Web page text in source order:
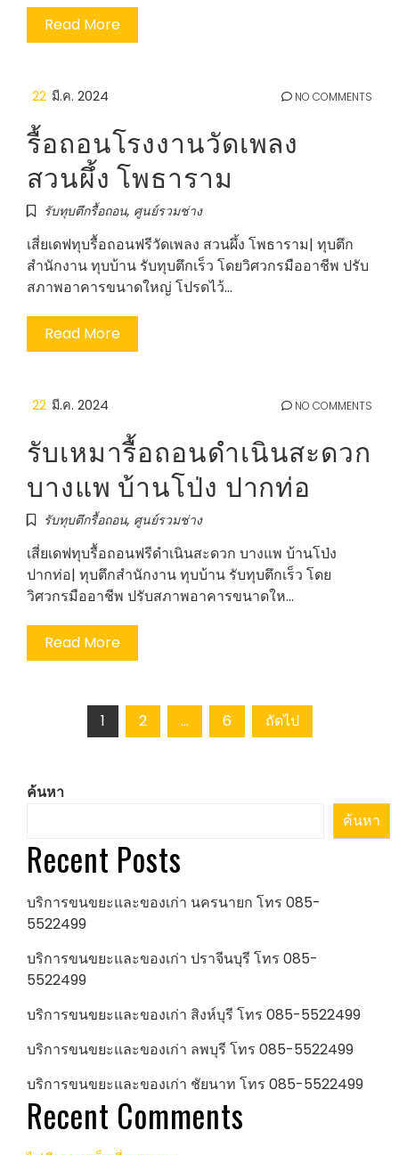
Read More
22 มี.ค. 2024 NO COMMENTS
รื้อถอนโรงงานวัดเพลง
สวนผึ้ง โพธาราม
รับทุบตึกรื้อถอน, ศูนย์รวมช่าง
เสี่ยเดฟทุบรื้อถอนฟรีวัดเพลง สวนผึ้ง โพธาราม| ทุบตึก
สำนักงาน ทุบบ้าน รับทุบตึกเร็ว โดยวิศวกรมืออาชีพ ปรับ
สภาพอาคารขนาดใหญ่ โปรดไว้…
Read More
22 มี.ค. 2024 NO COMMENTS
รับเหมารื้อถอนดำเนินสะดวก
บางแพ บ้านโป่ง ปากท่อ
รับทุบตึกรื้อถอน, ศูนย์รวมช่าง
เสี่ยเดฟทุบรื้อถอนฟรีดำเนินสะดวก บางแพ บ้านโป่ง
ปากท่อ| ทุบตึกสำนักงาน ทุบบ้าน รับทุบตึกเร็ว โดย
วิศวกรมืออาชีพ ปรับสภาพอาคารขนาดให…
Read More
1 2 … 6 ถัดไป
ค้นหา
ค้นหา
Recent Posts
บริการขนขยะและของเก่า นครนายก โทร 085-
5522499
บริการขนขยะและของเก่า ปราจีนบุรี โทร 085-
5522499
บริการขนขยะและของเก่า สิงห์บุรี โทร 085-5522499
บริการขนขยะและของเก่า ลพบุรี โทร 085-5522499
บริการขนขยะและของเก่า ชัยนาท โทร 085-5522499
Recent Comments